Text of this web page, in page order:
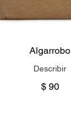
Algarrobo
Describir
$ 90